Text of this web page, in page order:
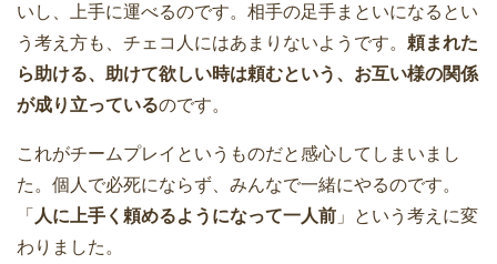
いし、上手に運べるのです。相手の足手まといになるとい
う考え方も、チェコ人にはあまりないようです。 頼まれた
ら助ける、助けて欲しい時は頼むという、お互い様の関係
が成り立っているのです。
これがチームプレイというものだと感心してしまいまし
た。個人で必死にならず、みんなで一緒にやるのです。
「 人に上手く頼めるようになって一人前 」という考えに変
わりました。